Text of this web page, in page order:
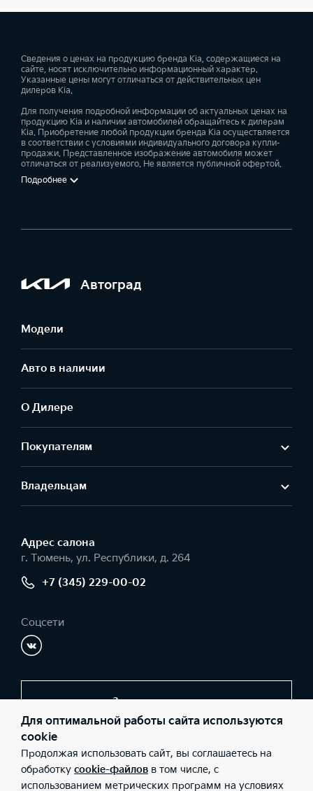
Сведения о ценах на продукцию бренда Kia, содержащиеся на
сайте, носят исключительно информационный характер.
Указанные цены могут отличаться от действительных цен
дилеров Kia.
Для получения подробной информации об актуальных ценах на
продукцию Kia и наличии автомобилей обращайтесь к дилерам
Kia. Приобретение любой продукции бренда Kia осуществляется
в соответствии с условиями индивидуального договора купли-
продажи. Представленное изображение автомобиля может
отличаться от реализуемого. Не является публичной офертой.
Подробнее
Автоград
Модели
Авто в наличии
О Дилере
Покупателям
Владельцам
Адрес салонa
г. Тюмень, ул. Республики, д. 264
+7 (345) 229-00-02
Соцсети
Заказать звонок
© 2026 Юридические лица ООО «Тайм-мобиль» (Фактический
адрес: г. Тюмень, ул. Республики, д. 264; Телефон: +7 (345) 229-
00-02; ИНН: 7203178017; ОГРН: 1067203318126), ООО «Киа
Россия и СНГ» (Фактический адрес: г.Москва, Валовая 26;
Для оптимальной работы сайта используются
cookie
Продолжая использовать сайт, вы соглашаетесь на
обработку cookie-файлов в том числе, с
использованием метрических программ на условиях